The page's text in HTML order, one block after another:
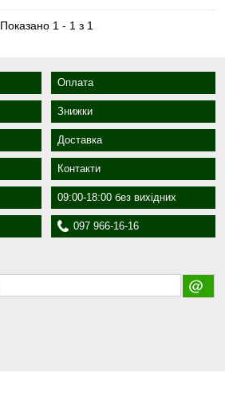
Показано 1 - 1 з 1
Оплата
Знижки
Доставка
Контакти
09:00-18:00 без вихідних
097 966-16-16